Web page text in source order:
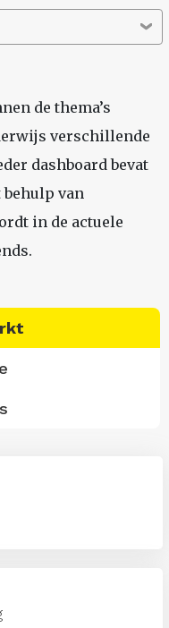
de thema’s
verschillende
dashboard bevat
behulp van
in de actuele